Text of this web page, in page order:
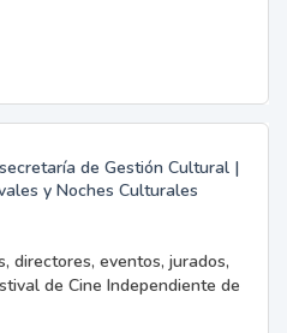
de Gestión Cultural |
y Noches Culturales
directores, eventos, jurados,
de Cine Independiente de